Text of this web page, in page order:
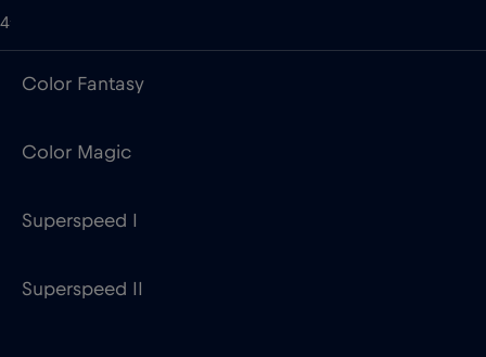
4
Color Fantasy
Color Magic
Superspeed I
Superspeed II